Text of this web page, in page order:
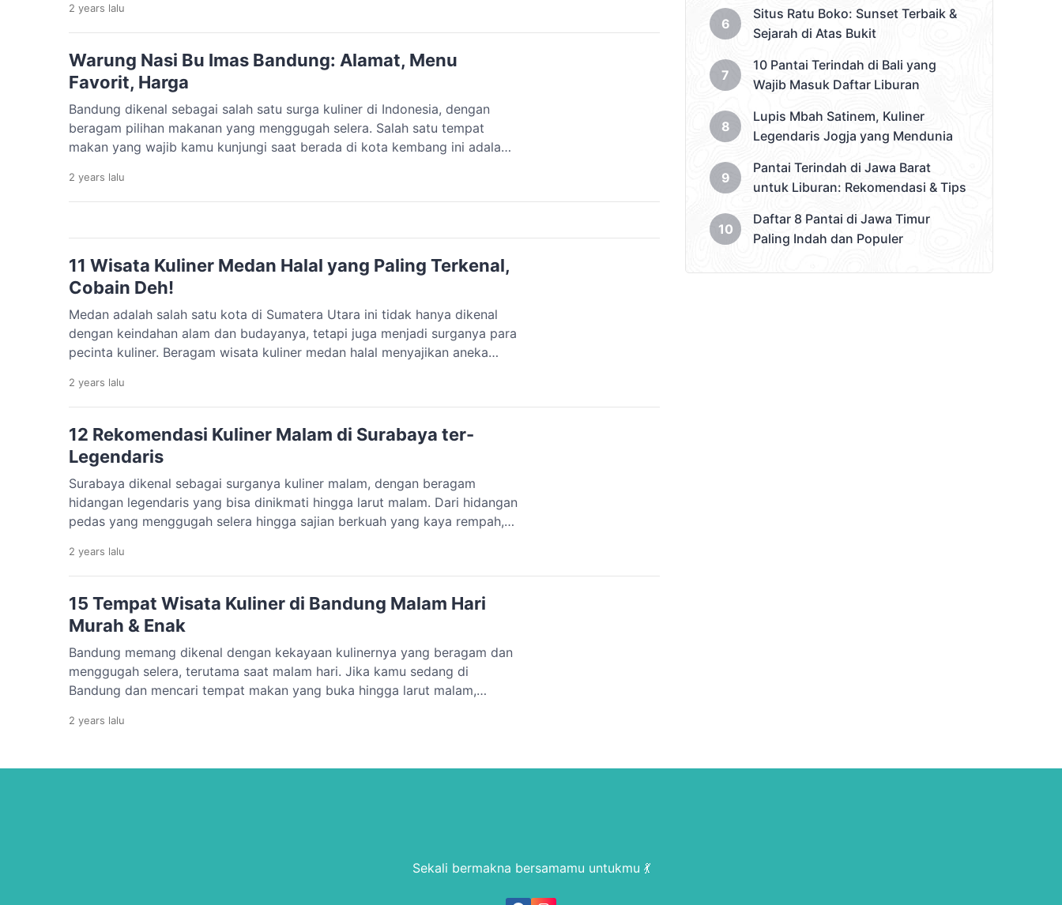
Lombok yang Halal dan Nikmat Di bawah ini adalah 12 daftar makanan
enak di […]
2 years lalu
Warung Nasi Bu Imas Bandung: Alamat, Menu
Favorit, Harga
Bandung dikenal sebagai salah satu surga kuliner di Indonesia, dengan
beragam pilihan makanan yang menggugah selera. Salah satu tempat
makan yang wajib kamu kunjungi saat berada di kota kembang ini adalah
namun lezat, ditambah dengan harga yang sangat terjangkau. Berikut ini,
kita akan membahas […]
2 years lalu
11 Wisata Kuliner Medan Halal yang Paling Terkenal,
Cobain Deh!
Medan adalah salah satu kota di Sumatera Utara ini tidak hanya dikenal
dengan keindahan alam dan budayanya, tetapi juga menjadi surganya para
pecinta kuliner. Beragam wisata kuliner medan halal menyajikan aneka
makanan ringan yang wajib dicoba. Yuk, simak 11 kuliner halal medan yang
paling terkenal! Rekomendasi […]
2 years lalu
12 Rekomendasi Kuliner Malam di Surabaya ter-
Legendaris
Surabaya dikenal sebagai surganya kuliner malam, dengan beragam
hidangan legendaris yang bisa dinikmati hingga larut malam. Dari hidangan
pedas yang menggugah selera hingga sajian berkuah yang kaya rempah,
malam Surabaya yang enak dan legendaris, berikut adalah 12 rekomendasi
tempat makan malam terbaik yang wajib […]
2 years lalu
15 Tempat Wisata Kuliner di Bandung Malam Hari
Murah & Enak
Bandung memang dikenal dengan kekayaan kulinernya yang beragam dan
menggugah selera, terutama saat malam hari. Jika kamu sedang di
Bandung dan mencari tempat makan yang buka hingga larut malam,
ulasan lengkapnya! Tempat Wisata Kuliner di Bandung Malam Hari Jika
2 years lalu
Situs Ratu Boko: Sunset Terbaik &
Sejarah di Atas Bukit
10 Pantai Terindah di Bali yang
Wajib Masuk Daftar Liburan
Lupis Mbah Satinem, Kuliner
Legendaris Jogja yang Mendunia
Pantai Terindah di Jawa Barat
untuk Liburan: Rekomendasi & Tips
Daftar 8 Pantai di Jawa Timur
Paling Indah dan Populer
Sekali bermakna bersamamu untukmu 💃